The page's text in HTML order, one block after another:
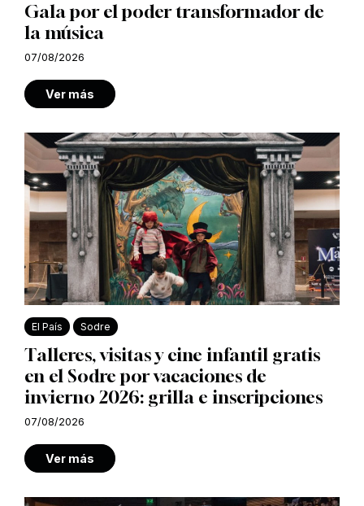
Gala por el poder transformador de
la música
07/08/2026
Ver más
El País Sodre
Talleres, visitas y cine infantil gratis
en el Sodre por vacaciones de
invierno 2026: grilla e inscripciones
07/08/2026
Ver más